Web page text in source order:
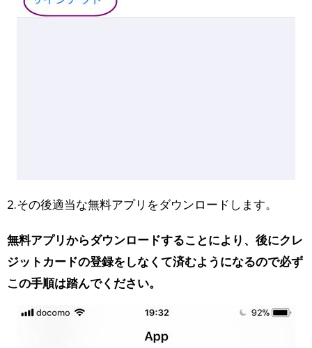
2.その後適当な無料アプリをダウンロードします。
無料アプリからダウンロードすることにより、後にクレ
ジットカードの登録をしなくて済むようになるので必ず
この手順は踏んでください。